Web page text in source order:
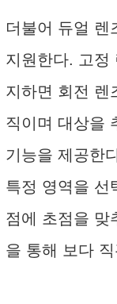
더불어 듀얼 렌
지원한다. 고정
지하면 회전 렌
직이며 대상을
기능을 제공한
특정 영역을 선
점에 초점을 맞
을 통해 보다